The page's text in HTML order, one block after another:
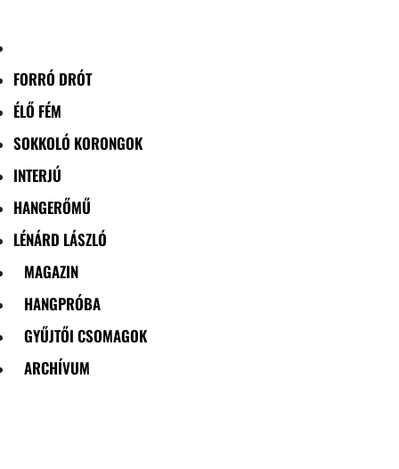
FORRÓ DRÓT
ÉLŐ FÉM
SOKKOLÓ KORONGOK
INTERJÚ
HANGERŐMŰ
LÉNÁRD LÁSZLÓ
MAGAZIN
HANGPRÓBA
GYŰJTŐI CSOMAGOK
ARCHÍVUM